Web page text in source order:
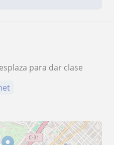
para dar clase